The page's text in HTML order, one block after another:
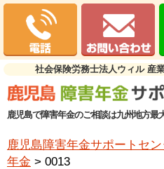
社会保険労務士法人ウィル 産
鹿児島で障害年金のご相談は九州地方最
鹿児島障害年金サポートセ
年金 > 0013